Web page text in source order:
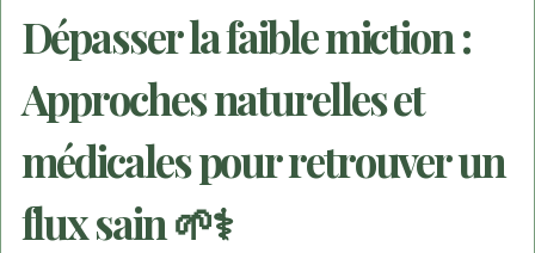
Dépasser la faible miction :
Approches naturelles et
médicales pour retrouver un
flux sain 🌱⚕️